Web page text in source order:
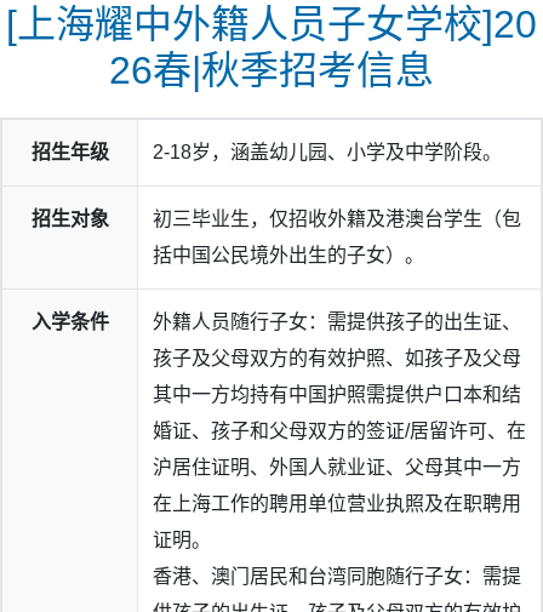
[上海耀中外籍人员子女学校]20
26春|秋季招考信息
招生年级 2-18岁，涵盖幼儿园、小学及中学阶段。
招生对象
初三毕业生，仅招收外籍及港澳台学生（包
括中国公民境外出生的子女）。
入学条件
外籍人员随行子女：需提供孩子的出生证、
孩子及父母双方的有效护照、如孩子及父母
其中一方均持有中国护照需提供户口本和结
婚证、孩子和父母双方的签证/居留许可、在
沪居住证明、外国人就业证、父母其中一方
在上海工作的聘用单位营业执照及在职聘用
证明。
香港、澳门居民和台湾同胞随行子女：需提